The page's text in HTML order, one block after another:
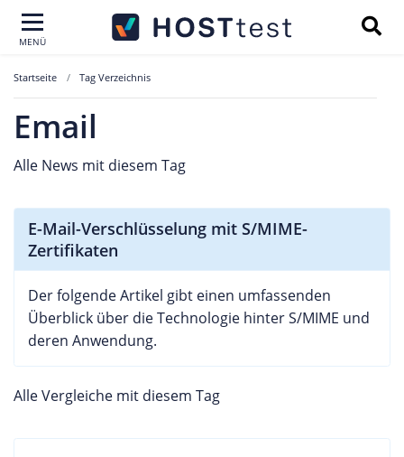
MENÜ
Startseite Tag Verzeichnis
Email
Alle News mit diesem Tag
E-Mail-Verschlüsselung mit S/MIME-
Zertifikaten
Der folgende Artikel gibt einen umfassenden
Überblick über die Technologie hinter S/MIME und
deren Anwendung.
Alle Vergleiche mit diesem Tag